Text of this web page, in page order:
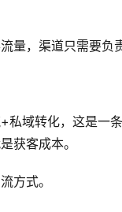
量，渠道只需要负
私域转化，这是一
获客成本。
方式。